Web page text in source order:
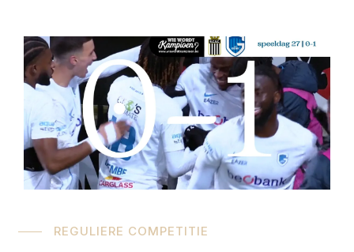
REGULIERE COMPETITIE